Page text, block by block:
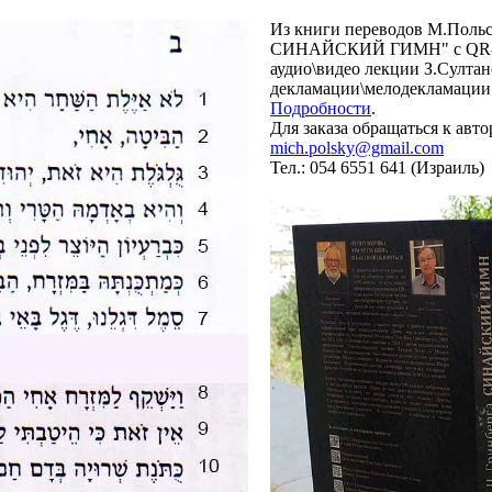
Из книги переводов
СИНАЙСКИЙ ГИМН" с QR-
аудио\видео лекции
Подробности.
Для заказа обращаться к
mich.polsky@gmail.com
Тел.: 054 6551 641 (Израиль)